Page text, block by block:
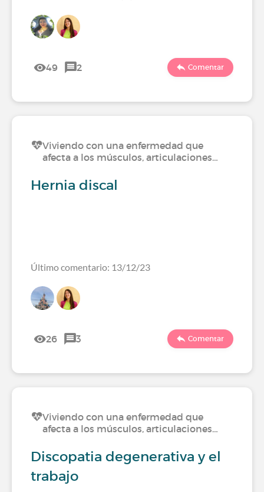
49 2 Comentar
Viviendo con una enfermedad que
afecta a los músculos, articulaciones…
Hernia discal
Último comentario: 13/12/23
26 3 Comentar
Viviendo con una enfermedad que
afecta a los músculos, articulaciones…
Discopatia degenerativa y el
trabajo